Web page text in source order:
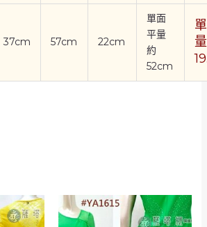
37cm 57cm 22cm
單面
平量
約
52cm